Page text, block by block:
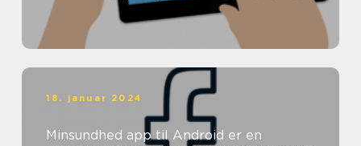
18. januar 2024
Minsundhed app til Android er en